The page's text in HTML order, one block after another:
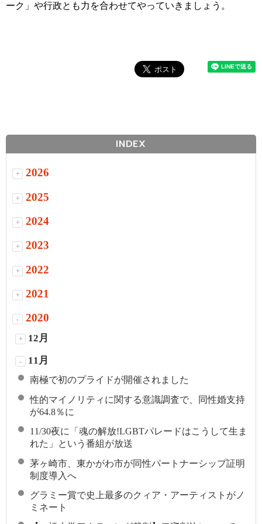
ーク」や行政とも力を合わせてやっていきましょう。
INDEX
+ 2026
+ 2025
+ 2024
+ 2023
+ 2022
+ 2021
- 2020
+ 12月
- 11月
南極で初のプライドが開催されました
性的マイノリティに関する意識調査で、同性婚支持
が64.8％に
11/30夜に「魂の解放!LGBTパレードはこうして生ま
れた」という番組が放送
茅ヶ崎市、東かがわ市が同性パートナーシップ証明
制度導入へ
グラミー賞で史上最多のクィア・アーティストがノ
ミネート